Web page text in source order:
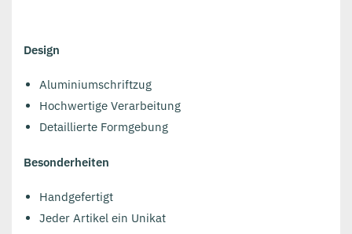
Design
Aluminiumschriftzug
Hochwertige Verarbeitung
Detaillierte Formgebung
Besonderheiten
Handgefertigt
Jeder Artikel ein Unikat